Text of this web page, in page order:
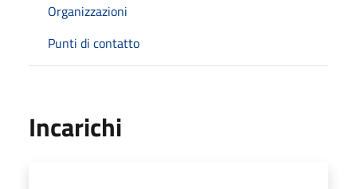
Organizzazioni
Punti di contatto
Incarichi